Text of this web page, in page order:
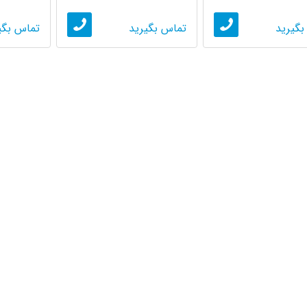
تماس بگیرید تماس